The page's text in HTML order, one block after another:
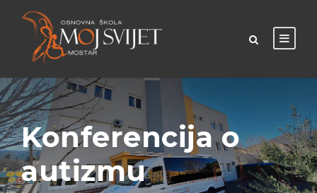
Konferencija o
autizmu